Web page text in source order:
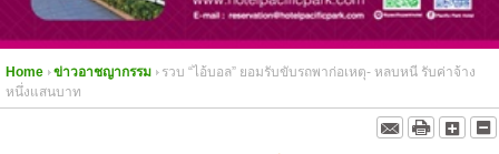
Home ข่าวอาชญากรรม
รวบ “ไอ้บอล” ยอมรับขับรถพาก่อเหตุ- หลบหนี รับค่าจ้าง
หนึ่งแสนบาท